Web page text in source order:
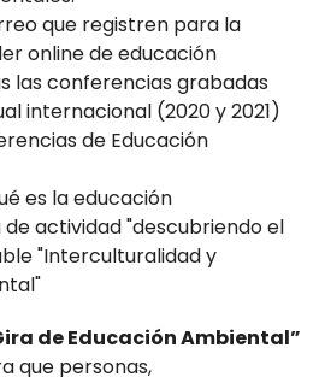
que registren para la
online de educación
las conferencias grabadas
internacional (2020 y 2021)
de Educación
es la educación
actividad "descubriendo el
"Interculturalidad y
de Educación Ambiental”
que personas,